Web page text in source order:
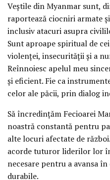
Veștile din Myanmar sunt,
raportează ciocniri armate
inclusiv atacuri asupra
Sunt aproape spiritual de
violenței, insecurității și a
Reînnoiesc apelul meu
și eficient. Fie ca
celor ale păcii, prin dialog
Să încredințăm Fecioarei
noastră constantă pentru
alte locuri afectate de
acorde tuturor liderilor lor
necesare pentru a avansa
durabile.